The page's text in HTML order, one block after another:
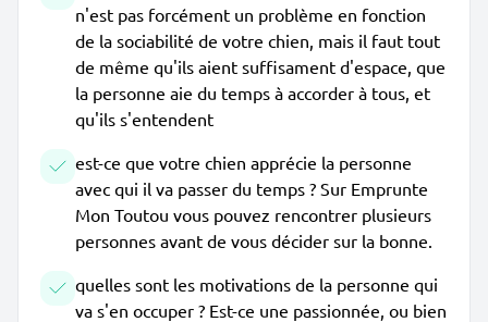
n'est pas forcément un problème en fonction
de la sociabilité de votre chien, mais il faut tout
de même qu'ils aient suffisament d'espace, que
la personne aie du temps à accorder à tous, et
qu'ils s'entendent
est-ce que votre chien apprécie la personne
avec qui il va passer du temps ? Sur Emprunte
Mon Toutou vous pouvez rencontrer plusieurs
personnes avant de vous décider sur la bonne.
quelles sont les motivations de la personne qui
va s'en occuper ? Est-ce une passionnée, ou bien